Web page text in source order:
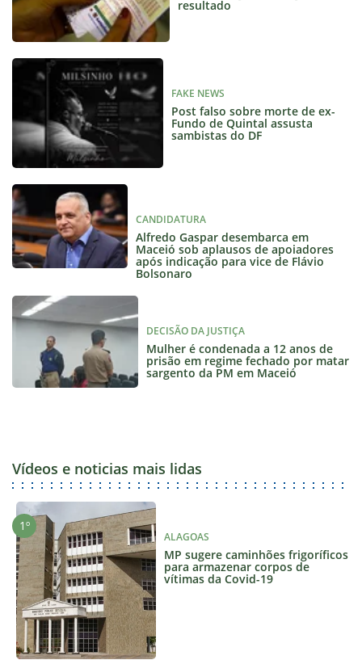
resultado
FAKE NEWS
Post falso sobre morte de ex-
Fundo de Quintal assusta
sambistas do DF
CANDIDATURA
Alfredo Gaspar desembarca em
Maceió sob aplausos de apoiadores
após indicação para vice de Flávio
Bolsonaro
DECISÃO DA JUSTIÇA
Mulher é condenada a 12 anos de
prisão em regime fechado por matar
sargento da PM em Maceió
Vídeos e noticias mais lidas
ALAGOAS
MP sugere caminhões frigoríficos
para armazenar corpos de
vítimas da Covid-19